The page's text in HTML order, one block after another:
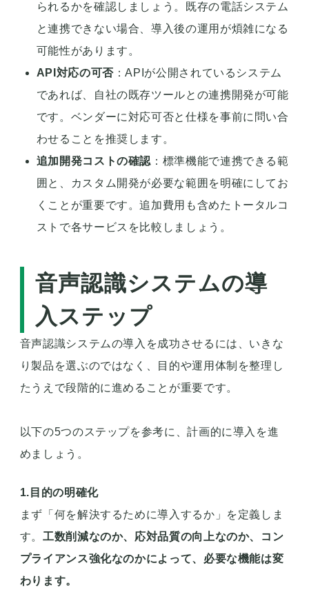
られるかを確認しましょう。既存の電話システム
と連携できない場合、導入後の運用が煩雑になる
可能性があります。
API対応の可否：APIが公開されているシステム
であれば、自社の既存ツールとの連携開発が可能
です。ベンダーに対応可否と仕様を事前に問い合
わせることを推奨します。
追加開発コストの確認 ：標準機能で連携できる範
囲と、カスタム開発が必要な範囲を明確にしてお
くことが重要です。追加費用も含めたトータルコ
ストで各サービスを比較しましょう。
音声認識システムの導
入ステップ
音声認識システムの導入を成功させるには、いきな
り製品を選ぶのではなく、目的や運用体制を整理し
たうえで段階的に進めることが重要です。
以下の5つのステップを参考に、計画的に導入を進
めましょう。
1.目的の明確化
まず「何を解決するために導入するか」を定義しま
す。 工数削減なのか、応対品質の向上なのか、コン
プライアンス強化なのかによって、必要な機能は変
わります。